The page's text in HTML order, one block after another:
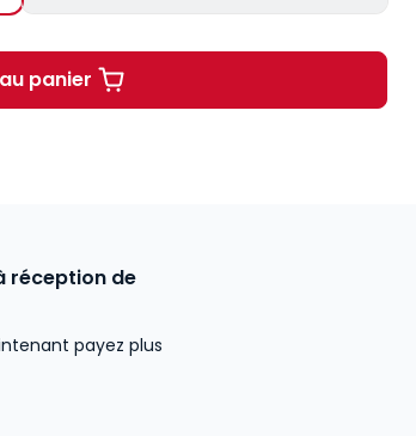
panier
Les mots-clés du droit des affaires à
réception de
payez plus